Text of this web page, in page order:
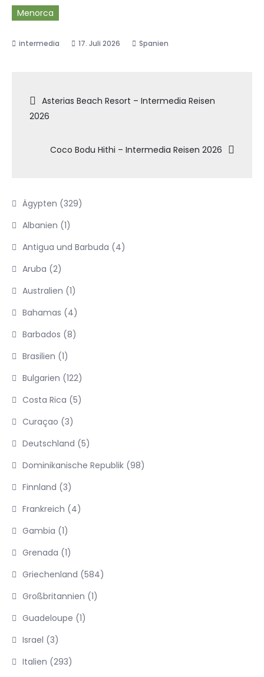
Menorca
17. Juli 2026 Spanien
Beitragsnavigation
Asterias Beach Resort – Intermedia Reisen
2026
Coco Bodu Hithi – Intermedia Reisen 2026
Ägypten (329)
Albanien (1)
Antigua und Barbuda (4)
Aruba (2)
Australien (1)
Bahamas (4)
Barbados (8)
Brasilien (1)
Bulgarien (122)
Costa Rica (5)
Curaçao (3)
Deutschland (5)
Dominikanische Republik (98)
Finnland (3)
Frankreich (4)
Gambia (1)
Grenada (1)
Griechenland (584)
Großbritannien (1)
Guadeloupe (1)
Israel (3)
Italien (293)